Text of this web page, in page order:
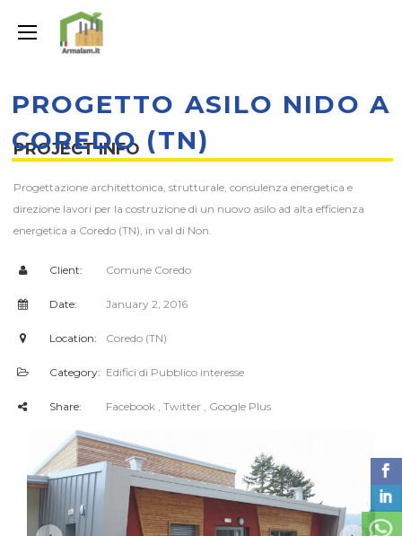
PROGETTO ASILO NIDO A
COREDO (TN)
PROJECT INFO
Progettazione architettonica, strutturale, consulenza energetica e
direzione lavori per la costruzione di un nuovo asilo ad alta efficienza
energetica a Coredo (TN), in val di Non.
Client: Comune Coredo
Date: January 2, 2016
Location: Coredo (TN)
Category: Edifici di Pubblico interesse
Share: Facebook , Twitter , Google Plus